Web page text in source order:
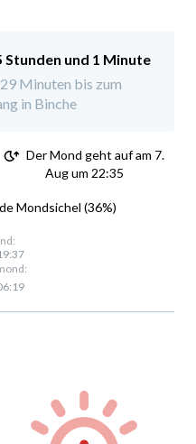
Stunden und 1 Minute
Minuten bis zum
in Binche
Der Mond geht auf am 7.
Aug um 22:35
Mondsichel (36%)